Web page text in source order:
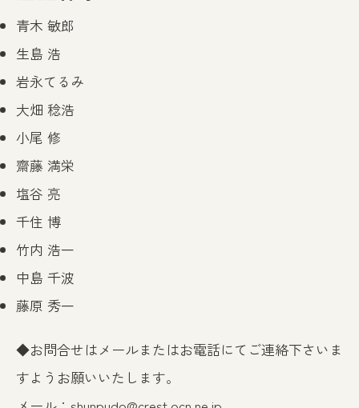
青木 敏郎
生島 浩
岩永てるみ
大畑 稔浩
小尾 修
齋藤 満栄
塩谷 亮
千住 博
竹内 浩一
中島 千波
藤原 秀一
◆お問合せはメールまたはお電話にてご連絡下さいま
すようお願いいたします。